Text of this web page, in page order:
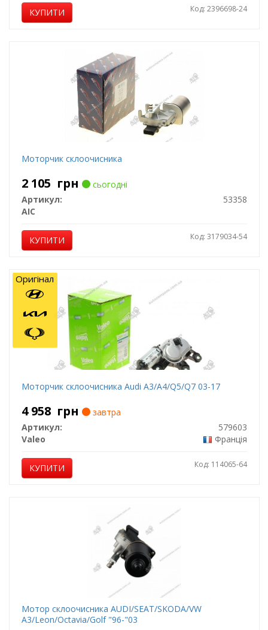
КУПИТИ Код: 2396698-24
Моторчик склоочисника
2 105 грн
сьогодні
Артикул:
53358
AIC
КУПИТИ Код: 3179034-54
Моторчик склоочисника Audi A3/A4/Q5/Q7 03-17
4 958 грн
завтра
Артикул:
579603
Valeo
Франція
КУПИТИ Код: 114065-64
Оригінал
Мотор склоочисника AUDI/SEAT/SKODA/VW
A3/Leon/Octavia/Golf "96-"03